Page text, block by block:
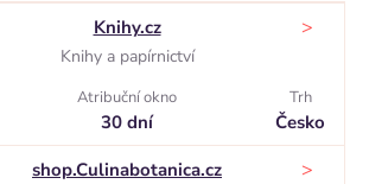
Knihy.cz
Knihy a papírnictví
>
Atribuční okno
30 dní
Trh
Česko
shop.Culinabotanica.cz
>